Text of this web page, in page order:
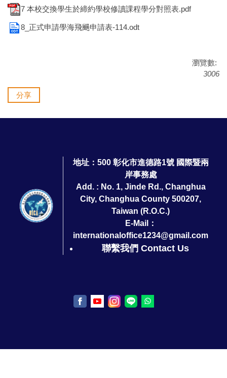
7 本校交換學生於締約學校修讀課程學分對照表.pdf
8_正式申請學海飛颺申請表-114.odt
瀏覽數:
3006
分享
地址：500 彰化市進德路1號 國際暨兩
岸事務處
Add. : No. 1, Jinde Rd., Changhua
City, Changhua County 500207,
Taiwan (R.O.C.)
E-Mail：
internationaloffice1234@gmail.com
聯繫我們 Contact Us